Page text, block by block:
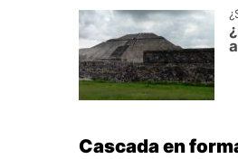
Cascada en